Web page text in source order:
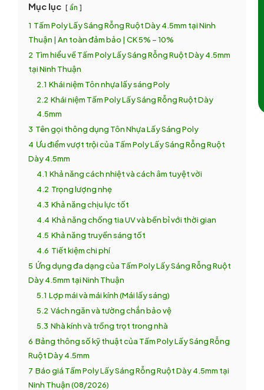
Mục lục ẩn
1 Tấm Poly Lấy Sáng Rỗng Ruột Dày 4.5mm tại Ninh
Thuận | An toàn đảm bảo | CK 5% – 10%
2 Tìm hiểu về Tấm Poly Lấy Sáng Rỗng Ruột Dày 4.5mm
tại Ninh Thuận
2.1 Khái niệm Tôn nhựa lấy sáng Poly
2.2 Khái niệm Tấm Poly Lấy Sáng Rỗng Ruột Dày
4.5mm
3 Tên gọi thông dụng Tôn Nhựa Lấy Sáng Poly
4 Ưu điểm vượt trội của Tấm Poly Lấy Sáng Rỗng Ruột
Dày 4.5mm
4.1 Khả năng cách nhiệt và cách âm tuyệt vời
4.2 Trọng lượng nhẹ
4.3 Khả năng chịu lực tốt
4.4 Khả năng chống tia UV và bền bỉ với thời gian
4.5 Khả năng truyền sáng tốt
4.6 Tiết kiệm chi phí
5 Ứng dụng đa dạng của Tấm Poly Lấy Sáng Rỗng Ruột
Dày 4.5mm tại Ninh Thuận
5.1 Lợp mái và mái kính (Mái lấy sáng)
5.2 Vách ngăn và tường chắn bảo vệ
5.3 Nhà kính và trồng trọt trong nhà
6 Bảng thông số kỹ thuật của Tấm Poly Lấy Sáng Rỗng
Ruột Dày 4.5mm
7 Báo giá Tấm Poly Lấy Sáng Rỗng Ruột Dày 4.5mm tại
Ninh Thuận (08/2026)